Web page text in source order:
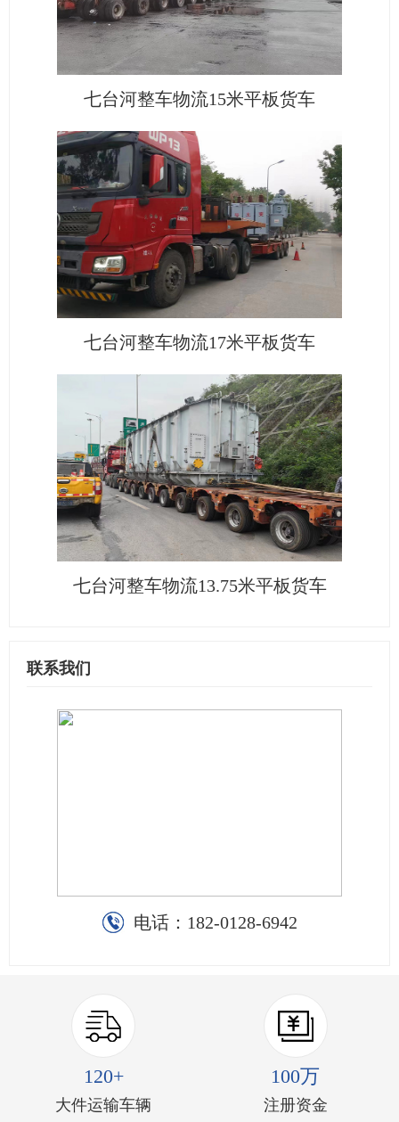
七台河整车物流15米平板货车
七台河整车物流17米平板货车
七台河整车物流13.75米平板货车
联系我们
电话： 182-0128-6942
120+
大件运输车辆
100万
注册资金